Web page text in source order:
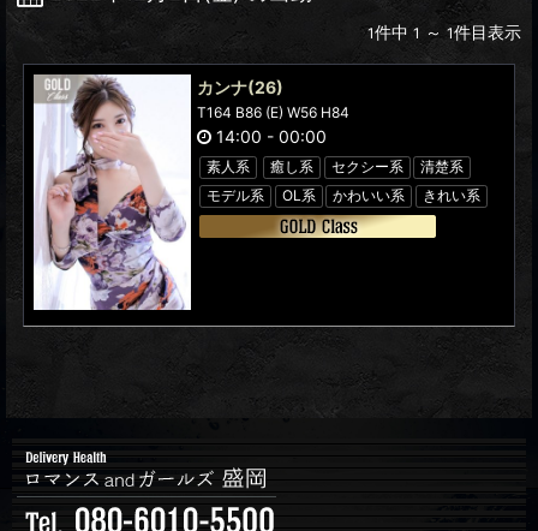
1件中 1 ～ 1件目表示
カンナ(26)
T164 B86 (E) W56 H84
14:00 - 00:00
素人系 癒し系 セクシー系
清楚系
モデル系
OL系 かわいい系 きれい系